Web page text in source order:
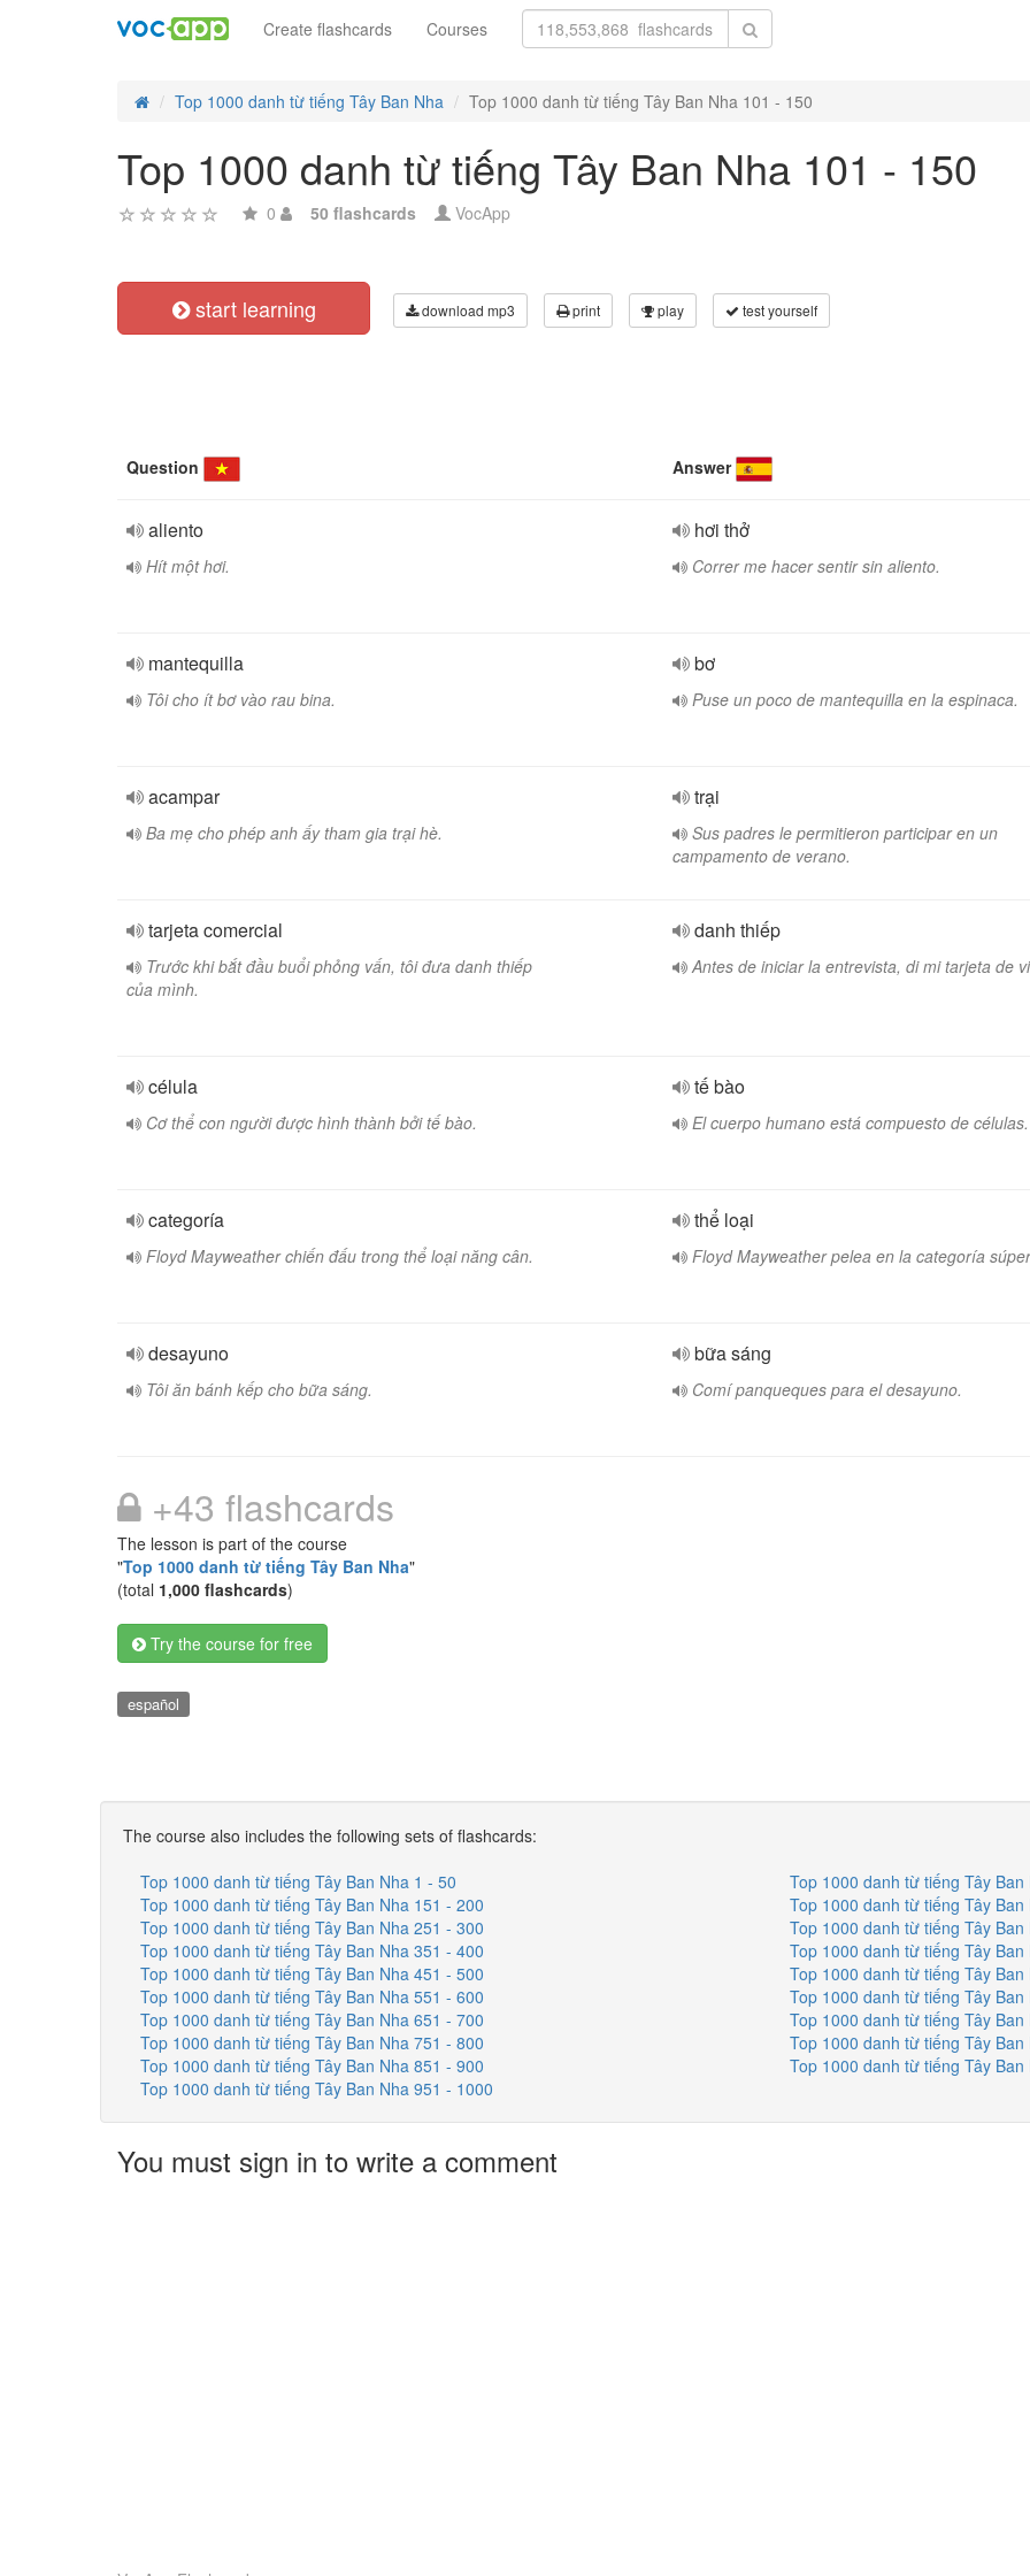
Create flashcards Courses
Top 1000 danh từ tiếng Tây Ban Nha Top 1000 danh từ tiếng Tây Ban Nha 101 - 150
Top 1000 danh từ tiếng Tây Ban Nha 101 - 150
0 50 flashcards VocApp
start learning download mp3 print play test yourself
Question Answer
aliento
Hít một hơi.
hơi thở
Correr me hacer sentir sin aliento.
mantequilla
Tôi cho ít bơ vào rau bina.
bơ
Puse un poco de mantequilla en la espinaca.
acampar
Ba mẹ cho phép anh ấy tham gia trại hè.
trại
Sus padres le permitieron participar en un
campamento de verano.
tarjeta comercial
Trước khi bắt đầu buổi phỏng vấn, tôi đưa danh thiếp
của mình.
danh thiếp
Antes de iniciar la entrevista, di mi tarjeta de
célula
Cơ thể con người được hình thành bởi tế bào.
tế bào
El cuerpo humano está compuesto de células.
categoría
Floyd Mayweather chiến đấu trong thể loại năng cân.
thể loại
Floyd Mayweather pelea en la categoría
desayuno
Tôi ăn bánh kếp cho bữa sáng.
bữa sáng
Comí panqueques para el desayuno.
+43 flashcards
The lesson is part of the course
"Top 1000 danh từ tiếng Tây Ban Nha"
(total 1,000 flashcards)
Try the course for free
español
The course also includes the following sets of flashcards:
Top 1000 danh từ tiếng Tây Ban Nha 1 - 50
Top 1000 danh từ tiếng Tây Ban
Top 1000 danh từ tiếng Tây Ban Nha 151 - 200
Top 1000 danh từ tiếng Tây
Top 1000 danh từ tiếng Tây Ban Nha 251 - 300
Top 1000 danh từ tiếng Tây
Top 1000 danh từ tiếng Tây Ban Nha 351 - 400
Top 1000 danh từ tiếng Tây
Top 1000 danh từ tiếng Tây Ban Nha 451 - 500
Top 1000 danh từ tiếng Tây
Top 1000 danh từ tiếng Tây Ban Nha 551 - 600
Top 1000 danh từ tiếng Tây
Top 1000 danh từ tiếng Tây Ban Nha 651 - 700
Top 1000 danh từ tiếng Tây
Top 1000 danh từ tiếng Tây Ban Nha 751 - 800
Top 1000 danh từ tiếng Tây
Top 1000 danh từ tiếng Tây Ban Nha 851 - 900
Top 1000 danh từ tiếng Tây
Top 1000 danh từ tiếng Tây Ban Nha 951 - 1000
You must sign in to write a comment